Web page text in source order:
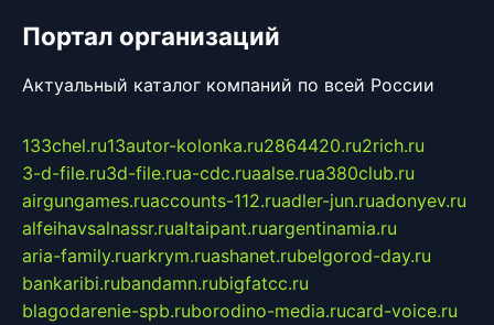
Портал организаций
Актуальный каталог компаний по всей России
133chel.ru13autor-kolonka.ru2864420.ru2rich.ru
3-d-file.ru3d-file.rua-cdc.ruaalse.rua380club.ru
airgungames.ruaccounts-112.ruadler-jun.ruadonyev.ru
alfeihavsalnassr.rualtaipant.ruargentinamia.ru
aria-family.ruarkrym.ruashanet.rubelgorod-day.ru
bankaribi.rubandamn.rubigfatcc.ru
blagodarenie-spb.ruborodino-media.rucard-voice.ru